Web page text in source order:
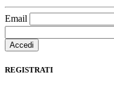
Email
REGISTRATI